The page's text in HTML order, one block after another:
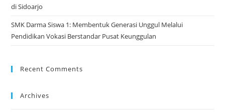
di Sidoarjo
SMK Darma Siswa 1: Membentuk Generasi Unggul Melalui
Pendidikan Vokasi Berstandar Pusat Keunggulan
Recent Comments
Archives